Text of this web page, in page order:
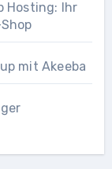
Hosting: Ihr
mit Akeeba